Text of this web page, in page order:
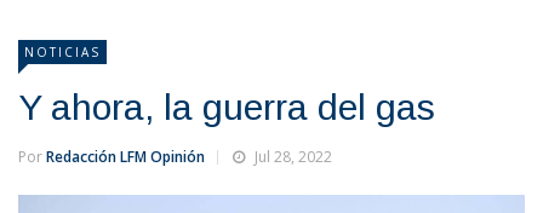
NOTICIAS
Y ahora, la guerra del gas
PorRedacción LFM Opinión Jul 28, 2022